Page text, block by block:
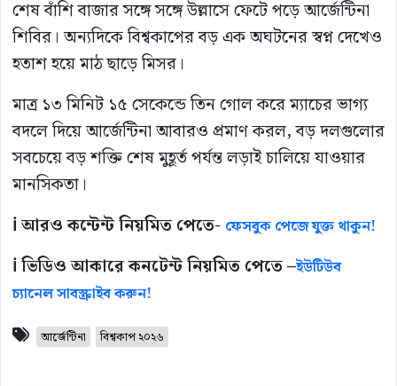
শেষ বাঁশি বাজার সঙ্গে সঙ্গে উল্লাসে ফেটে পড়ে আর্জেন্টিনা
শিবির। অন্যদিকে বিশ্বকাপের বড় এক অঘটনের স্বপ্ন দেখেও
হতাশ হয়ে মাঠ ছাড়ে মিসর।
মাত্র ১৩ মিনিট ১৫ সেকেন্ডে তিন গোল করে ম্যাচের ভাগ্য
বদলে দিয়ে আর্জেন্টিনা আবারও প্রমাণ করল, বড় দলগুলোর
সবচেয়ে বড় শক্তি শেষ মুহূর্ত পর্যন্ত লড়াই চালিয়ে যাওয়ার
মানসিকতা।
ℹ️ আরও কন্টেন্ট নিয়মিত পেতে- ফেসবুক পেজে যুক্ত থাকুন!
ℹ️ ভিডিও আকারে কনটেন্ট নিয়মিত পেতে –ইউটিউব
চ্যানেল সাবস্ক্রাইব করুন!
আর্জেন্টিনা বিশ্বকাপ ২০২৬